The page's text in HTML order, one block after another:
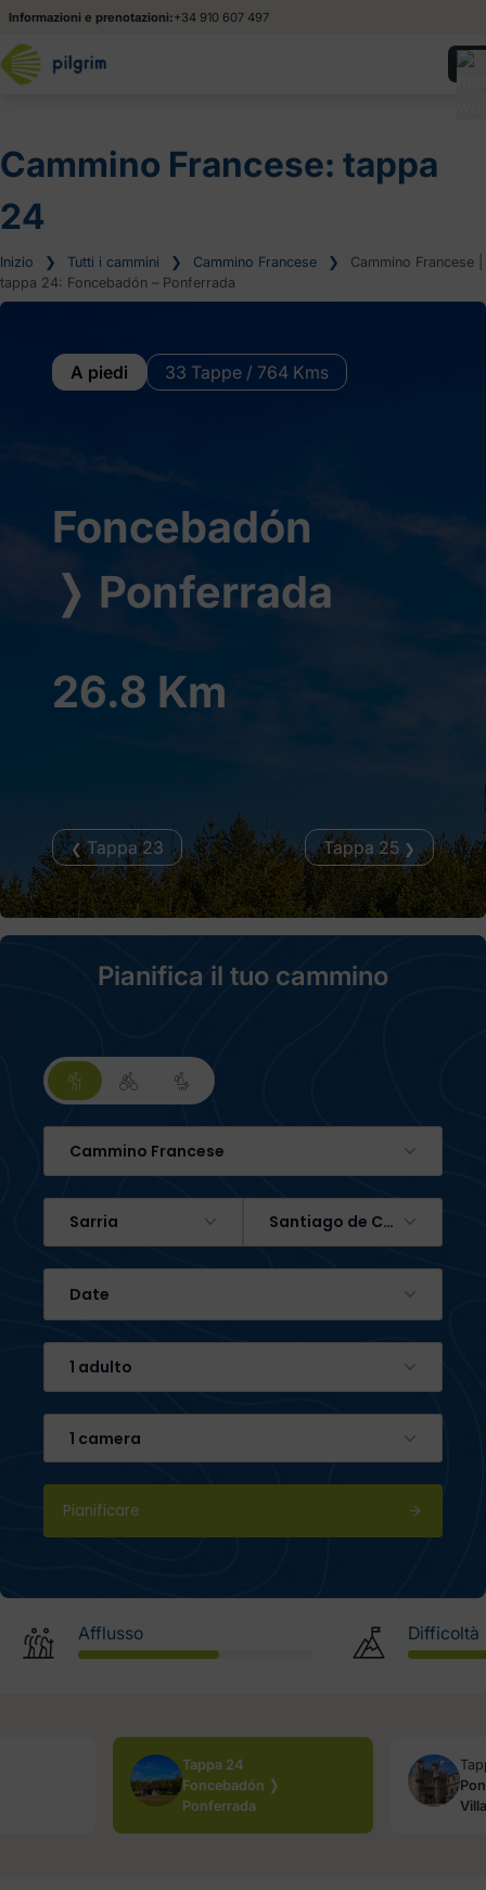
Informazioni e prenotazioni:+34 910 607 497
Cammino Francese: tappa
24
Inizio ❯ Tutti i cammini ❯ Cammino Francese ❯
Cammino Francese |
tappa 24: Foncebadón – Ponferrada
A piedi 33 Tappe / 764 Kms
Foncebadón
❭ Ponferrada
26.8 Km
❮Tappa 23 Tappa 25 ❯
Pianifica il tuo cammino
Cammino Francese
Sarria Santiago de Compostela
Date
1 adulto
1 camera
Pianificare
Afflusso Difficoltà
Tappa 24
Foncebadón ❭
Ponferrada